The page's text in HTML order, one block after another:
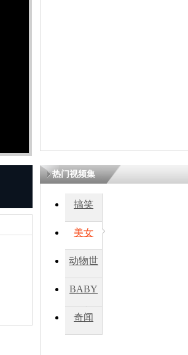
热门视频集
搞笑
美女
动物世
BABY
秀
奇闻